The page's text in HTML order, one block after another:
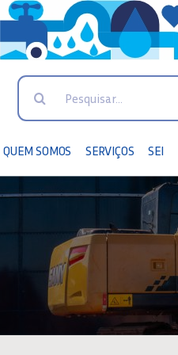
Search
QUEM SOMOS SERVIÇOS SEI